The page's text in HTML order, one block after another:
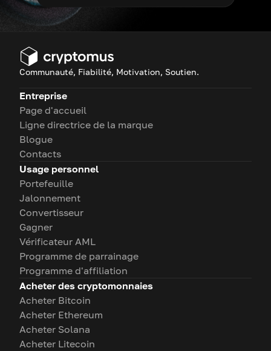
Communauté, Fiabilité, Motivation, Soutien.
Entreprise
Page d'accueil
Ligne directrice de la marque
Blogue
Contacts
Usage personnel
Portefeuille
Jalonnement
Convertisseur
Gagner
Vérificateur AML
Programme de parrainage
Programme d'affiliation
Acheter des cryptomonnaies
Acheter Bitcoin
Acheter Ethereum
Acheter Solana
Acheter Litecoin